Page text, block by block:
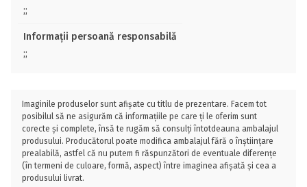
;;
Informații persoană responsabilă
;;
Imaginile produselor sunt afișate cu titlu de prezentare. Facem tot
posibilul să ne asigurăm că informațiile pe care ți le oferim sunt
corecte și complete, însă te rugăm să consulți întotdeauna ambalajul
produsului. Producătorul poate modifica ambalajul fără o înștiințare
prealabilă, astfel că nu putem fi răspunzători de eventuale diferențe
(în termeni de culoare, formă, aspect) între imaginea afișată și cea a
produsului livrat.